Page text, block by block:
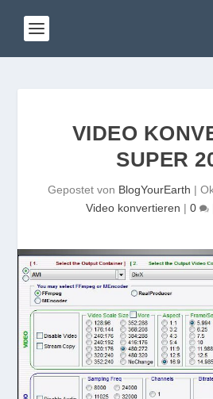
VIDEO
SUPER
Gepostet von BlogYourEarth |
Video konvertieren | 0